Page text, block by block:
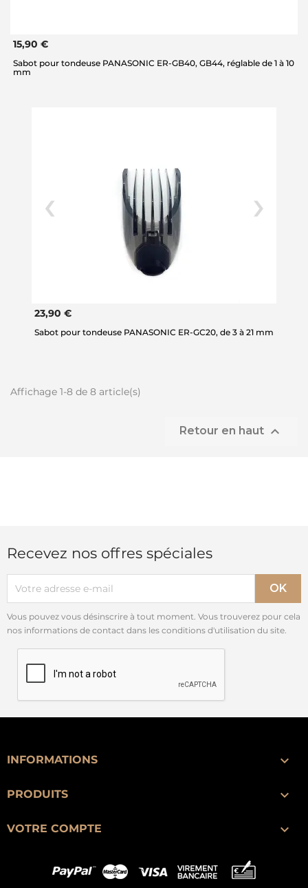
15,90 €
Sabot pour tondeuse PANASONIC ER-GB40, GB44, réglable de 1 à 10
mm
23,90 €
Sabot pour tondeuse PANASONIC ER-GC20, de 3 à 21 mm
Affichage 1-8 de 8 article(s)
Retour en haut 
Recevez nos offres spéciales
Vous pouvez vous désinscrire à tout moment. Vous trouverez pour cela
nos informations de contact dans les conditions d'utilisation du site.
INFORMATIONS 
PRODUITS 
VOTRE COMPTE 